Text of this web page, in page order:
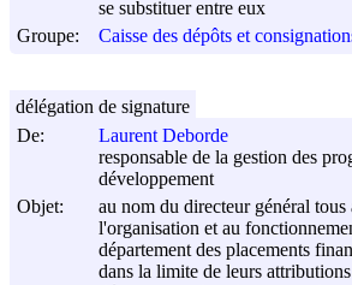
se substituer entre eux
Groupe:
Caisse des dépôts et
De:
Laurent Deborde
responsable de la gestion des
développement
Objet:
au nom du directeur général tous
l'organisation et au
département des placements
dans la limite de leurs
délégation de signature